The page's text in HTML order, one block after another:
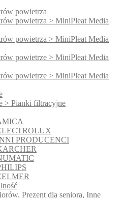
powietrza
powietrza > MiniPleat Media
powietrza > MiniPleat Media
powietrze > MiniPleat Media
powietrze > MiniPleat Media
> Pianki filtracyjne
PRODUCENCI
Prezent dla seniora, Inne